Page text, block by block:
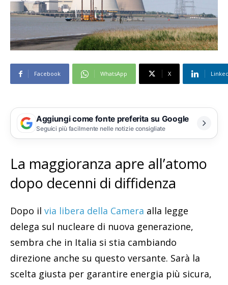
Facebook WhatsApp X
Aggiungi come fonte preferita su Google
Seguici più facilmente nelle notizie consigliate
La maggioranza apre all’atomo
dopo decenni di diffidenza
Dopo il via libera della Camera alla legge
delega sul nucleare di nuova generazione,
sembra che in Italia si stia cambiando
direzione anche su questo versante. Sarà la
scelta giusta per garantire energia più sicura,